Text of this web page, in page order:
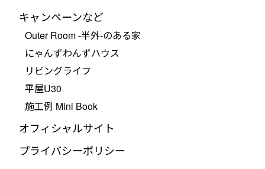
キャンペーンなど
Outer Room -半外-のある家
にゃんずわんずハウス
リビングライフ
平屋U30
施工例 Mini Book
オフィシャルサイト
プライバシーポリシー